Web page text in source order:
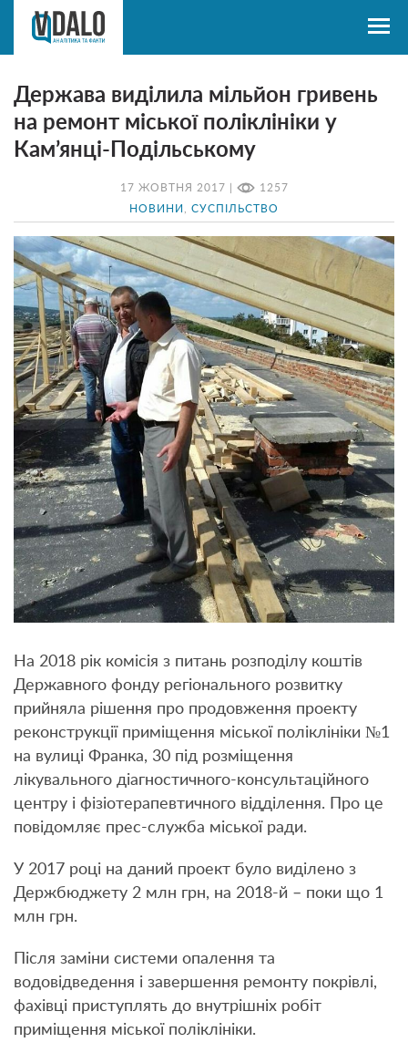
17 ЖОВТНЯ 2017 | 1257
НОВИНИ СУСПІЛЬСТВО
Держава виділила мільйон гривень
на ремонт міської поліклініки у
Кам’янці-Подільському
На 2018 рік комісія з питань розподілу коштів
Державного фонду регіонального розвитку
прийняла рішення про продовження проекту
реконструкції приміщення міської поліклініки №1
на вулиці Франка, 30 під розміщення
лікувального діагностичного-консультаційного
центру і фізіотерапевтичного відділення. Про це
повідомляє прес-служба міської ради.
У 2017 році на даний проект було виділено з
Держбюджету 2 млн грн, на 2018-й – поки що 1
млн грн.
Після заміни системи опалення та
водовідведення і завершення ремонту покрівлі,
фахівці приступлять до внутрішніх робіт
приміщення міської поліклініки.